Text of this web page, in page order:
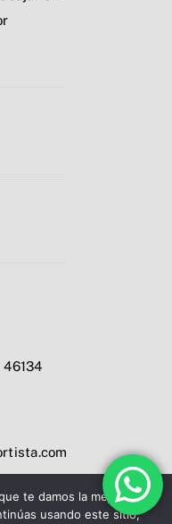
te damos la mejor
usando este sitio,